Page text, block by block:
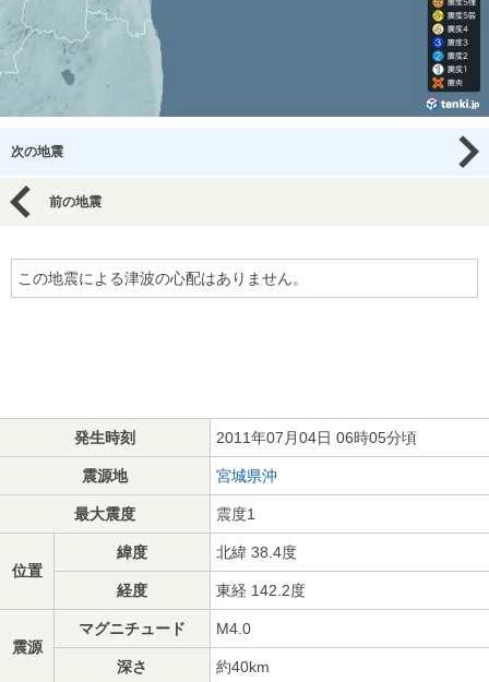
次の地震
前の地震
この地震による津波の心配はありません。
発生時刻 2011年07月04日 06時05分頃
震源地 宮城県沖
最大震度 震度1
位置
緯度 北緯 38.4度
経度 東経 142.2度
震源
マグニチュード M4.0
深さ 約40km